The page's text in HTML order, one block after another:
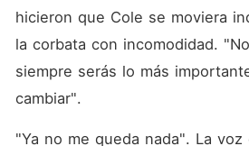
hicieron que Cole se moviera
la corbata con incomodidad.
siempre serás lo más
cambiar".
"Ya no me queda nada". La voz